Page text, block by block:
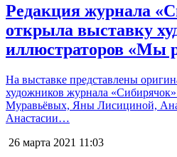
Редакция журнала
открыла выставку
иллюстраторов «Мы
На выставке представлены
художников журнала
Муравьёвых, Яны Лисициной,
Анастасии…
26 марта 2021 11:03